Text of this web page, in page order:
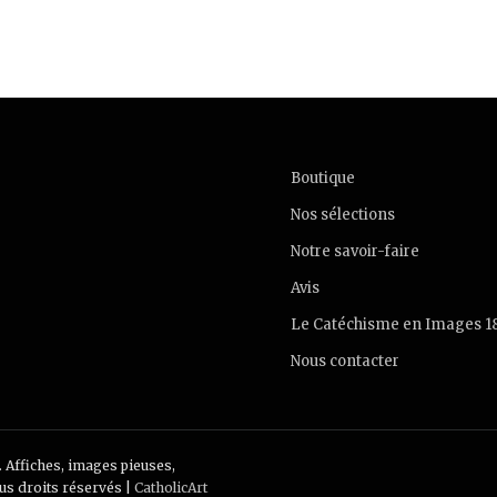
Boutique
Nos sélections
Notre savoir-faire
Avis
Le Catéchisme en Images
Nous contacter
images pieuses,
droits réservés | CatholicArt